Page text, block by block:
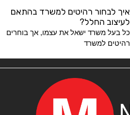
איך לבחור רהיטים למשרד בהתאם
לעיצוב החלל?
כל בעל משרד ישאל את עצמו, אך בוחרים
רהיטים למשרד